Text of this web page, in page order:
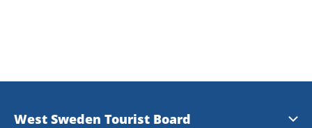
West Sweden Tourist Board